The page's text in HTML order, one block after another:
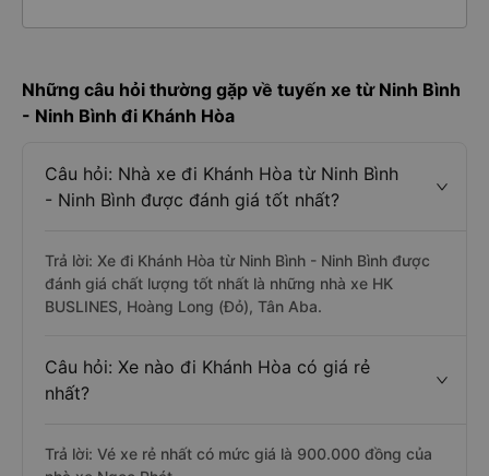
Những câu hỏi thường gặp về tuyến xe từ Ninh Bình
- Ninh Bình đi Khánh Hòa
Câu hỏi: Nhà xe đi Khánh Hòa từ Ninh Bình
- Ninh Bình được đánh giá tốt nhất?
Trả lời: Xe đi Khánh Hòa từ Ninh Bình - Ninh Bình được
đánh giá chất lượng tốt nhất là những nhà xe HK
BUSLINES, Hoàng Long (Đỏ), Tân Aba.
Câu hỏi: Xe nào đi Khánh Hòa có giá rẻ
nhất?
Trả lời: Vé xe rẻ nhất có mức giá là 900.000 đồng của